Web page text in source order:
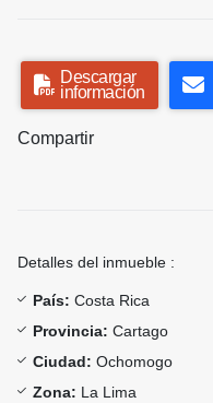
Descargar
información
Compartir
Detalles del inmueble :
País: Costa Rica
Provincia: Cartago
Ciudad: Ochomogo
Zona: La Lima